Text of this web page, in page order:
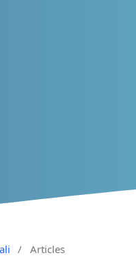
/ Articles